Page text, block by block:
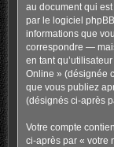
au document qui
par le logiciel
informations que
correspondre —
en tant
Online » (désignée
que vous publiez
(désignés ci-après
Votre compte
ci-après par « votre